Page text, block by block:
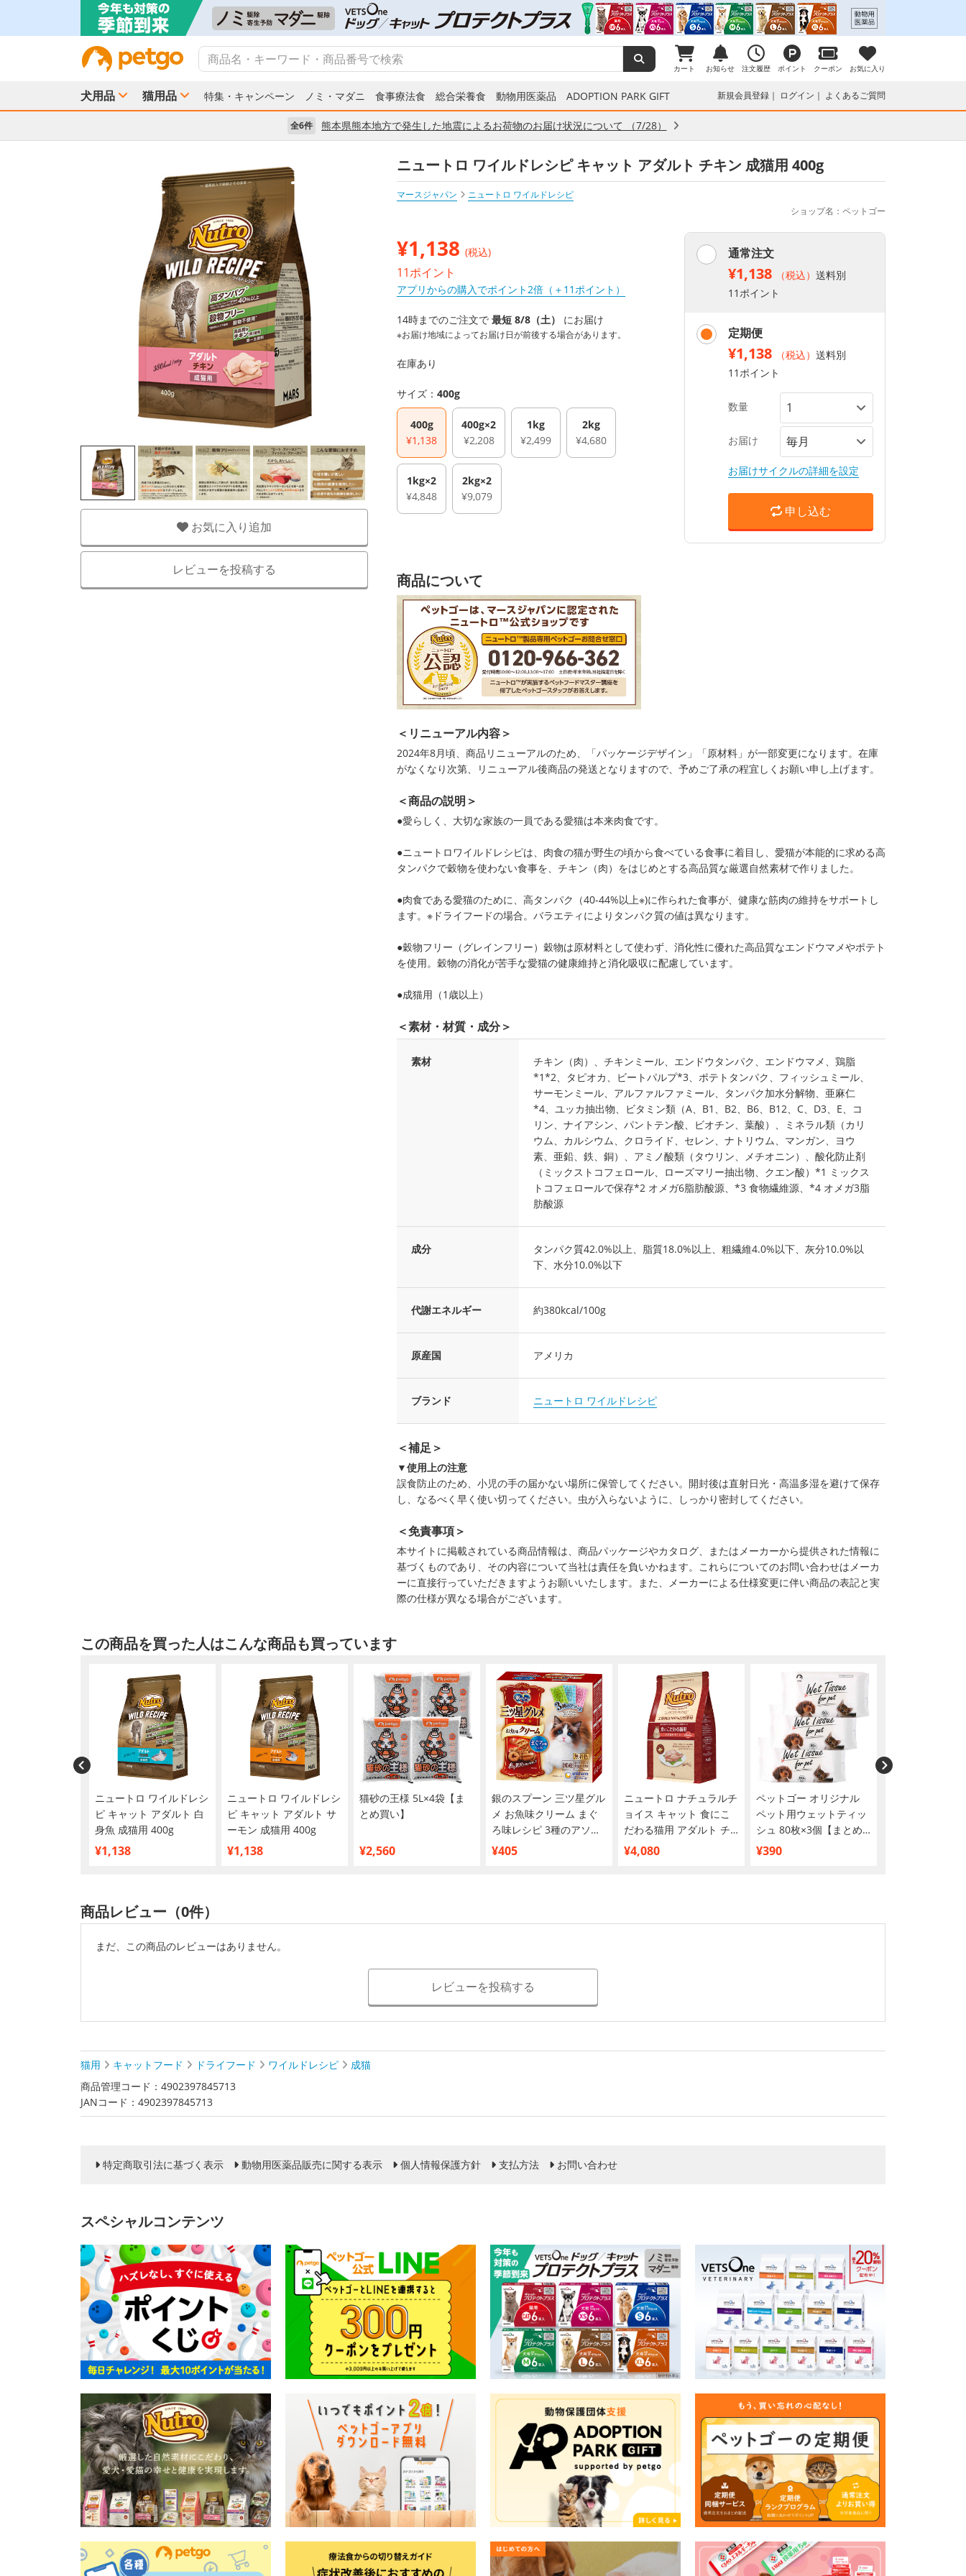
カート お知らせ 注文履歴 ポイント クーポン お気に入り
犬用品 猫用品 特集・キャンペーン ノミ・マダニ 食事療法食 総合栄養食 動物用医薬品 ADOPTION PARK GIFT 新規会員登録 ログイン よくあるご質問
全6件 熊本県熊本地方で発生した地震によるお荷物のお届け状況について （7/28）
お気に入り追加
レビューを投稿する
ニュートロ ワイルドレシピ キャット アダルト チキン 成猫用 400g
マースジャパン
ニュートロ ワイルドレシピ
ショップ名：ペットゴー
¥1,138 (税込)
11ポイント
アプリからの購入でポイント2倍（＋11ポイント）
14時までのご注文で 最短 8/8（土） にお届け
※お届け地域によってお届け日が前後する場合があります。
在庫あり
サイズ： 400g
400g
¥1,138
400g×2
¥2,208
1kg
¥2,499
2kg
¥4,680
1kg×2
¥4,848
2kg×2
¥9,079
通常注文
¥1,138 （税込） 送料別
11ポイント
定期便
¥1,138 （税込） 送料別
11ポイント
数量
お届け
お届けサイクルの詳細を設定
申し込む
商品について
＜リニューアル内容＞
2024年8月頃、商品リニューアルのため、「パッケージデザイン」「原材料」が一部変更になります。在庫
がなくなり次第、リニューアル後商品の発送となりますので、予めご了承の程宜しくお願い申し上げます。
＜商品の説明＞
●愛らしく、大切な家族の一員である愛猫は本来肉食です。
●ニュートロワイルドレシピは、肉食の猫が野生の頃から食べている食事に着目し、愛猫が本能的に求める高
タンパクで穀物を使わない食事を、チキン（肉）をはじめとする高品質な厳選自然素材で作りました。
●肉食である愛猫のために、高タンパク（40-44%以上※)に作られた食事が、健康な筋肉の維持をサポートし
ます。※ドライフードの場合。バラエティによりタンパク質の値は異なります。
●穀物フリー（グレインフリー）穀物は原材料として使わず、消化性に優れた高品質なエンドウマメやポテト
を使用。穀物の消化が苦手な愛猫の健康維持と消化吸収に配慮しています。
●成猫用（1歳以上）
＜素材・材質・成分＞
素材
チキン（肉）、チキンミール、エンドウタンパク、エンドウマメ、鶏脂
*1*2、タピオカ、ビートパルプ*3、ポテトタンパク、フィッシュミール、
サーモンミール、アルファルファミール、タンパク加水分解物、亜麻仁
*4、ユッカ抽出物、ビタミン類（A、B1、B2、B6、B12、C、D3、E、コ
リン、ナイアシン、パントテン酸、ビオチン、葉酸）、ミネラル類（カリ
ウム、カルシウム、クロライド、セレン、ナトリウム、マンガン、ヨウ
素、亜鉛、鉄、銅）、アミノ酸類（タウリン、メチオニン）、酸化防止剤
（ミックストコフェロール、ローズマリー抽出物、クエン酸）*1 ミックス
トコフェロールで保存*2 オメガ6脂肪酸源、*3 食物繊維源、*4 オメガ3脂
肪酸源
成分
タンパク質42.0%以上、脂質18.0%以上、粗繊維4.0%以下、灰分10.0%以
下、水分10.0%以下
代謝エネルギー 約380kcal/100g
原産国 アメリカ
ブランド ニュートロ ワイルドレシピ
＜補足＞
▼使用上の注意
誤食防止のため、小児の手の届かない場所に保管してください。開封後は直射日光・高温多湿を避けて保存
し、なるべく早く使い切ってください。虫が入らないように、しっかり密封してください。
＜免責事項＞
本サイトに掲載されている商品情報は、商品パッケージやカタログ、またはメーカーから提供された情報に
基づくものであり、その内容について当社は責任を負いかねます。これらについてのお問い合わせはメーカ
ーに直接行っていただきますようお願いいたします。また、メーカーによる仕様変更に伴い商品の表記と実
際の仕様が異なる場合がございます。
この商品を買った人はこんな商品も買っています
ニュートロ ワイルドレシ
ピ キャット アダルト 白
身魚 成猫用 400g
¥1,138
ニュートロ ワイルドレシ
ピ キャット アダルト サ
ーモン 成猫用 400g
¥1,138
猫砂の王様 5L×4袋【ま
とめ買い】
¥2,560
銀のスプーン 三ツ星グル
メ お魚味クリーム まぐ
ろ味レシピ 3種のアソー
ト 180g
¥405
ニュートロ ナチュラルチ
ョイス キャット 食にこ
だわる猫用 アダルト チ
キン 2kg
¥4,080
ペットゴー オリジナル
ペット用ウェットティッ
シュ 80枚×3個【まとめ
買い】
¥390
商品レビュー（0件）
まだ、この商品のレビューはありません。
レビューを投稿する
猫用 キャットフード ドライフード ワイルドレシピ
成猫
商品管理コード：4902397845713
JANコード：4902397845713
特定商取引法に基づく表示 動物用医薬品販売に関する表示 個人情報保護方針 支払方法 お問い合わせ
スペシャルコンテンツ